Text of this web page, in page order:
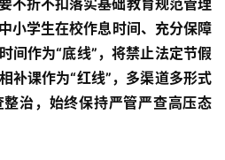
不折不扣落实基础教育规范管理
小学生在校作息时间、充分保障
间作为“底线”，将禁止法定节假
补课作为“红线”，多渠道多形式
治，始终保持严管严查高压态